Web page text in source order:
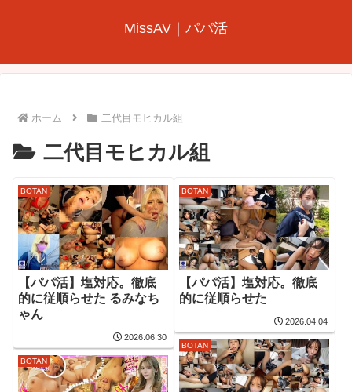
MissAV｜パパ活
ホーム 二代目モヒカル組
二代目モヒカル組
BOTAN
【パパ活】塩対応。徹底
的に従順らせた るみなち
ゃん
2026.06.30
BOTAN
【パパ活】塩対応。徹底
的に従順らせた
2026.04.04
BOTAN
BOTAN